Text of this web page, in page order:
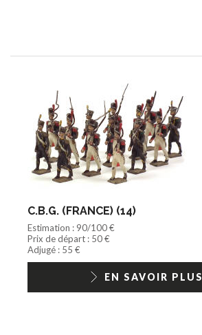
C.B.G. (FRANCE) (14)
Estimation : 90/100 €
Prix de départ : 50 €
Adjugé : 55 €
EN SAVOIR PLUS